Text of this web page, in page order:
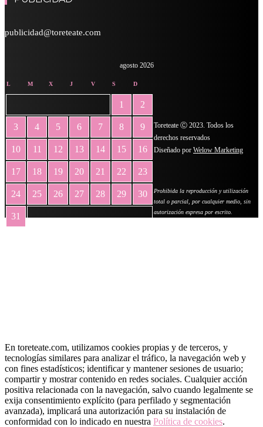
publicidad@toreteate.com
agosto 2026
L M X J V S D
1 2
3 4 5 6 7 8 9
10 11 12 13 14 15 16
17 18 19 20 21 22 23
24 25 26 27 28 29 30
31
Toreteate Ⓒ 2023. Todos los
derechos reservados
Diseñado por Welow Marketing
Prohibida la reproducción y utilización
total o parcial, por cualquier medio, sin
autorización expresa por escrito.
En toreteate.com, utilizamos cookies propias y de terceros, y
tecnologías similares para analizar el tráfico, la navegación web y
con fines estadísticos; identificar y mantener sesiones de usuario;
compartir y mostrar contenido en redes sociales. Cualquier acción
positiva relacionada con la navegación, salvo cuando legalmente se
exija consentimiento explícito (para perfilado y segmentación
avanzada), implicará una autorización para su instalación de
conformidad con lo indicado en nuestra Política de cookies.